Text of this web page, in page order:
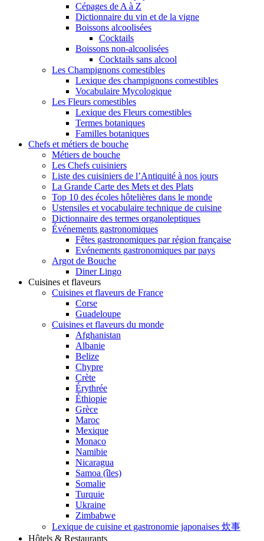
Cépages de A à Z
Dictionnaire du vin et de la vigne
Boissons alcoolisées
Cocktails
Boissons non-alcoolisées
Cocktails sans alcool
Les Champignons comestibles
Lexique des champignons comestibles
Vocabulaire Mycologique
Les Fleurs comestibles
Lexique des Fleurs comestibles
Termes botaniques
Familles botaniques
Chefs et métiers de bouche
Métiers de bouche
Les Chefs cuisiniers
Liste des cuisiniers de l’Antiquité à nos jours
La Grande Carte des Mets et des Plats
Top 10 des écoles hôtelières dans le monde
Ustensiles et vocabulaire technique de cuisine
Dictionnaire des termes organoleptiques
Événements gastronomiques
Fêtes gastronomiques par région française
Evénements gastronomiques par pays
Argot de Bouche
Diner Lingo
Cuisines et flaveurs
Cuisines et flaveurs de France
Corse
Guadeloupe
Cuisines et flaveurs du monde
Afghanistan
Albanie
Belize
Chypre
Crète
Érythrée
Éthiopie
Grèce
Maroc
Mexique
Monaco
Namibie
Nicaragua
Samoa (îles)
Somalie
Turquie
Ukraine
Zimbabwe
Lexique de cuisine et gastronomie japonaises 炊事
Hôtels & Restaurants